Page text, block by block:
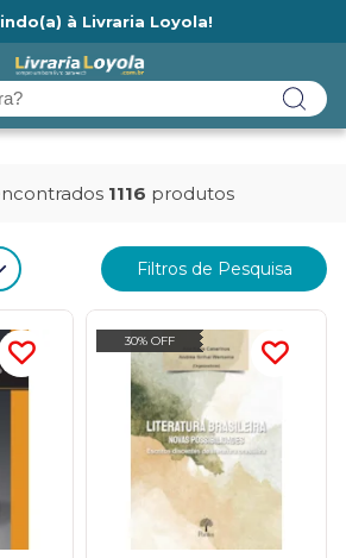
à Livraria Loyola!
1116 produtos
Filtros de Pesquisa
30% OFF